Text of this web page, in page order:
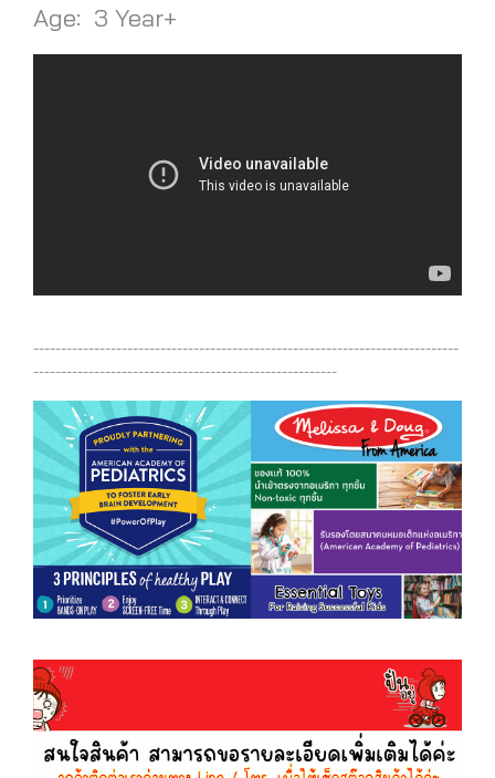
Age: 3 Year+
-----------------------------------------------------------------------------
-------------------------------------------------------